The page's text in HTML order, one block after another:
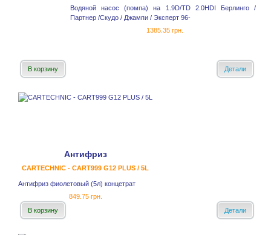
Водяной насос (помпа) на 1.9D/TD 2.0HDI Берлинго /
Партнер /Скудо / Джампи / Эксперт 96-
1385.35 грн.
В корзину Детали
Антифриз
CARTECHNIC - CART999 G12 PLUS / 5L
Антифриз фиолетовый (5л) концетрат
849.75 грн.
В корзину
Детали